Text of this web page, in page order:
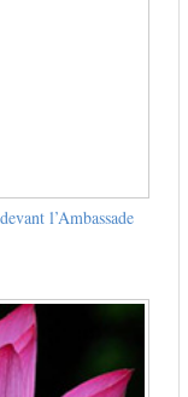
l’Ambassade